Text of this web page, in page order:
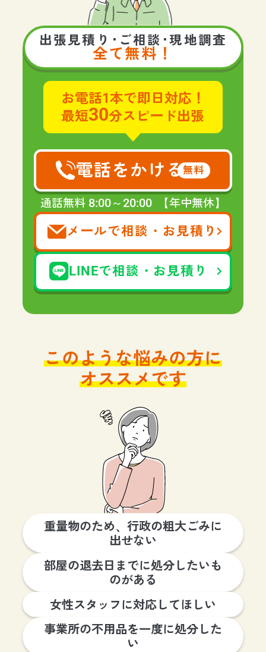
出張見積り･ご相談･現地調査
全て無料！
お電話1本で即日対応！
最短30分スピード出張
電話をかける無料
通話無料 8:00～20:00 【年中無休】
メールで相談・お見積り
LINEで相談・お見積り
このような悩みの方に
オススメです
重量物のため、行政の粗大ごみに
出せない
部屋の退去日までに処分したいも
のがある
女性スタッフに対応してほしい
事業所の不用品を一度に処分した
い